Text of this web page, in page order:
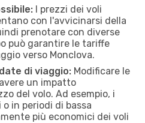
I prezzi dei voli
con l'avvicinarsi della
prenotare con diverse
può garantire le tariffe
verso Monclova.
di viaggio: Modificare le
un impatto
del volo. Ad esempio, i
in periodi di bassa
più economici dei voli